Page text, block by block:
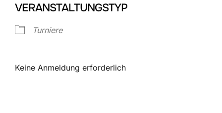
VERANSTALTUNGSTYP
Turniere
Keine Anmeldung erforderlich